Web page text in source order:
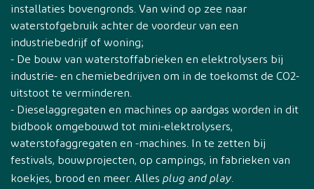
installaties bovengronds. Van wind op zee naar
waterstofgebruik achter de voordeur van een
industriebedrijf of woning;
- De bouw van waterstoffabrieken en elektrolysers bij
industrie- en chemiebedrijven om in de toekomst de CO2-
uitstoot te verminderen.
- Dieselaggregaten en machines op aardgas worden in dit
bidbook omgebouwd tot mini-elektrolysers,
waterstofaggregaten en -machines. In te zetten bij
festivals, bouwprojecten, op campings, in fabrieken van
koekjes, brood en meer. Alles plug and play.